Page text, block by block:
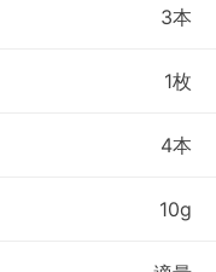
3本
1枚
4本
10g